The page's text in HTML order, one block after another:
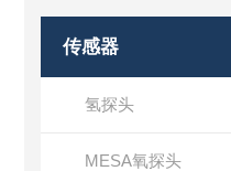
传感器
氢探头
MESA氧探头